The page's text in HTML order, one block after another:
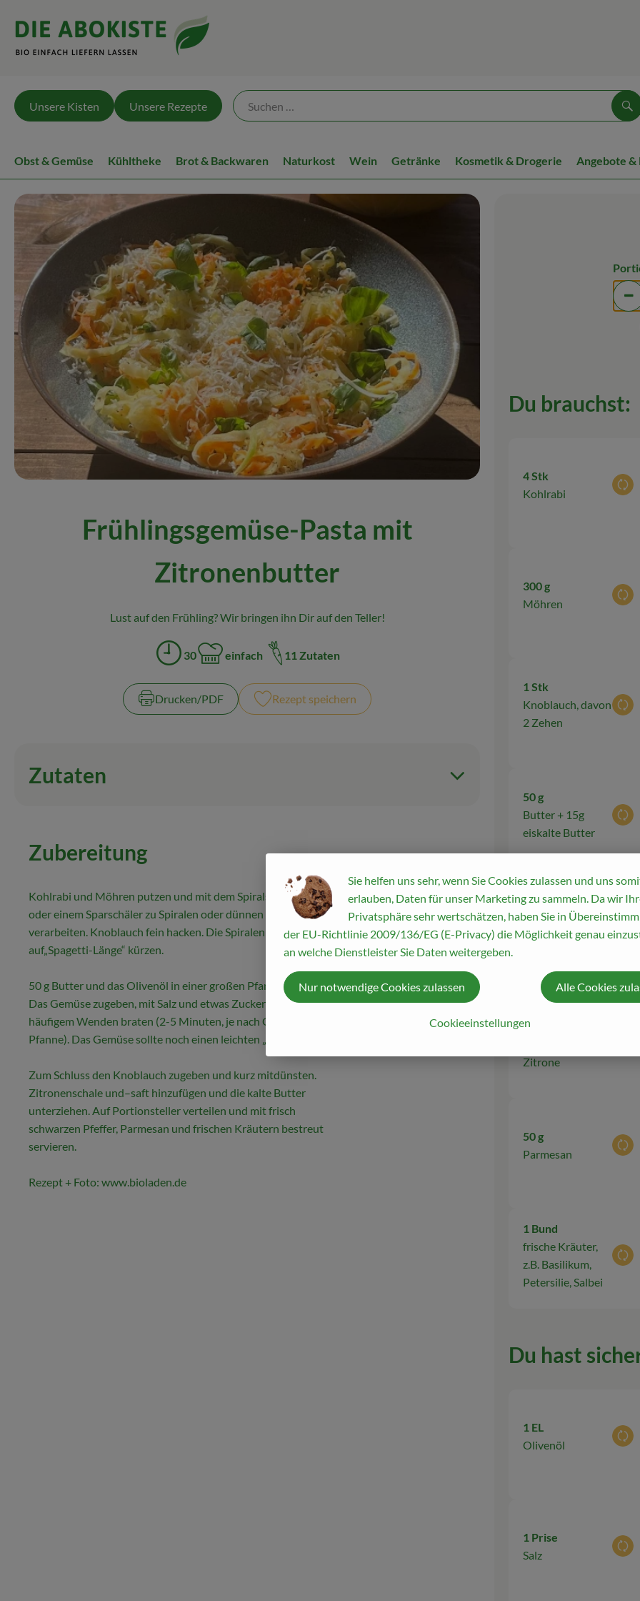
Unsere Kisten Unsere Rezepte
Obst & Gemüse Kühltheke Brot & Backwaren Naturkost Wein Getränke Kosmetik & Drogerie Angebote &
Frühlingsgemüse-Pasta mit
Zitronenbutter
Lust auf den Frühling? Wir bringen ihn Dir auf den Teller!
Zubreitungszeit:
30
Schwierigkeit:
einfach 11 Zutaten
Drucken​/​PDF Rezept speichern
Zutaten
Zubereitung
Kohlrabi und Möhren putzen und mit dem Spiralschneider
odereinem Sparschäler zu Spiralen oder dünnen Streifen
verarbeiten. Knoblauch fein hacken. Die Spiralen mit einer Schere
auf„Spagetti-Länge“ kürzen.
50 g Butter und das Olivenöl in einer großen Pfanne erhitzen.
Das Gemüse zugeben, mit Salz und etwas Zucker würzen. Unter
häufigem Wenden braten (2-5 Minuten, je nach Größe der
Pfanne). Das Gemüse sollte noch einen leichten „Biss“ haben.
Zum Schluss den Knoblauch zugeben und kurz mitdünsten.
Zitronenschale und–saft hinzufügen und die kalte Butter
unterziehen.Auf Portionsteller verteilen und mit frisch
schwarzen Pfeffer, Parmesan und frischen Kräutern bestreut
servieren.
Rezept + Foto: www.bioladen.de
Du brauchst:
4 Stk
Kohlrabi
300 g
Möhren
1 Stk
Knoblauch, davon
2 Zehen
50 g
Butter + 15g
eiskalte Butter
1 Prise
Zucker
3 EL Saft und
Zitrone
50 g
Parmesan
1 Bund
frische Kräuter,
z.B. Basilikum,
Petersilie, Salbei
Du hast
1 EL
Olivenöl
1 Prise
Salz
Sie helfen uns sehr, wenn Sie Cookies zulassen und uns
erlauben, Daten für unser Marketing zu sammeln. Da wir
Privatsphäre sehr wertschätzen, haben Sie in
der EU-Richtlinie 2009/136/EG (E-Privacy) die Möglichkeit genau
an welche Dienstleister Sie Daten weitergeben.
Cookieeinstellungen
Nur notwendige Cookies zulassen Alle Cookies